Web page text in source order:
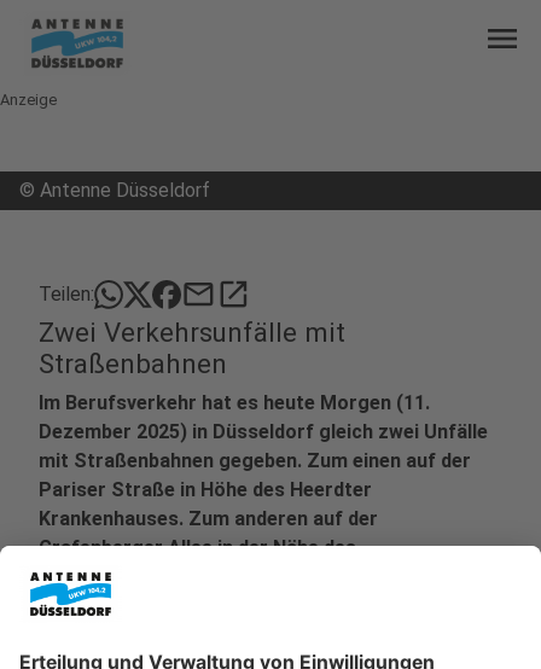
menu
Anzeige
© Antenne Düsseldorf
Teilen: mailopen_in_new
Zwei Verkehrsunfälle mit
Straßenbahnen
Im Berufsverkehr hat es heute Morgen (11.
Dezember 2025) in Düsseldorf gleich zwei Unfälle
mit Straßenbahnen gegeben. Zum einen auf der
Pariser Straße in Höhe des Heerdter
Krankenhauses. Zum anderen auf der
Grafenberger Allee in der Nähe des
Staufenplatzes.